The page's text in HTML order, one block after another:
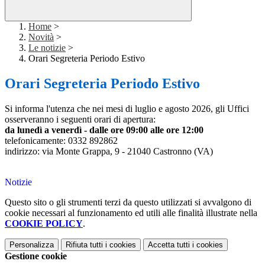
Home >
Novità >
Le notizie >
Orari Segreteria Periodo Estivo
Orari Segreteria Periodo Estivo
Si informa l'utenza che nei mesi di luglio e agosto 2026, gli Uffici
osserveranno i seguenti orari di apertura:
da lunedì a venerdì - dalle ore 09:00 alle ore 12:00
telefonicamente: 0332 892862
indirizzo: via Monte Grappa, 9 - 21040 Castronno (VA)
Notizie
Questo sito o gli strumenti terzi da questo utilizzati si avvalgono di
cookie necessari al funzionamento ed utili alle finalità illustrate nella
COOKIE POLICY.
Personalizza Rifiuta tutti i cookies Accetta tutti i cookies
Gestione cookie